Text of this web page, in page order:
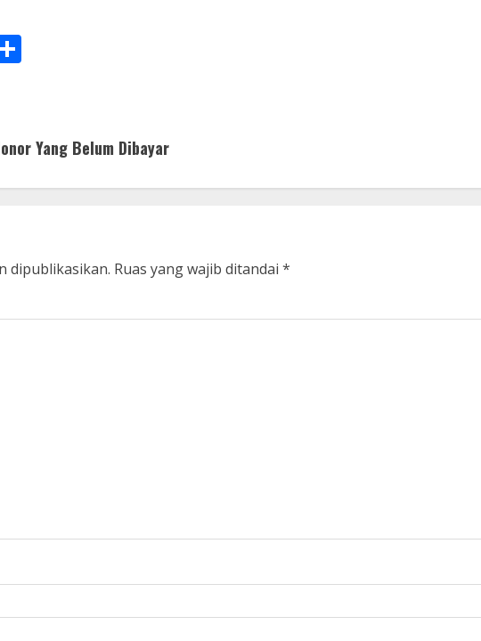
Yang Belum Dibayar
dipublikasikan. Ruas yang wajib ditandai *